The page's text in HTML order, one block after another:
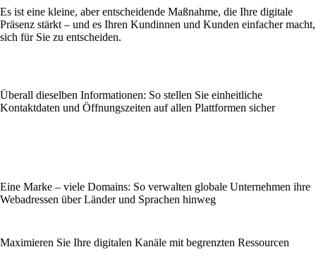
Es ist eine kleine, aber entscheidende Maßnahme, die Ihre digitale
Präsenz stärkt – und es Ihren Kundinnen und Kunden einfacher macht,
sich für Sie zu entscheiden.
Überall dieselben Informationen: So stellen Sie einheitliche
Kontaktdaten und Öffnungszeiten auf allen Plattformen sicher
Eine Marke – viele Domains: So verwalten globale Unternehmen ihre
Webadressen über Länder und Sprachen hinweg
Maximieren Sie Ihre digitalen Kanäle mit begrenzten Ressourcen